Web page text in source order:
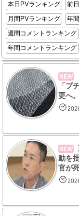
本日PVランキング
前
月間PVランキング
年
週間コメントランキング
年間コメントランキング
NEW
「プ
更へ
NEW
動を
官が